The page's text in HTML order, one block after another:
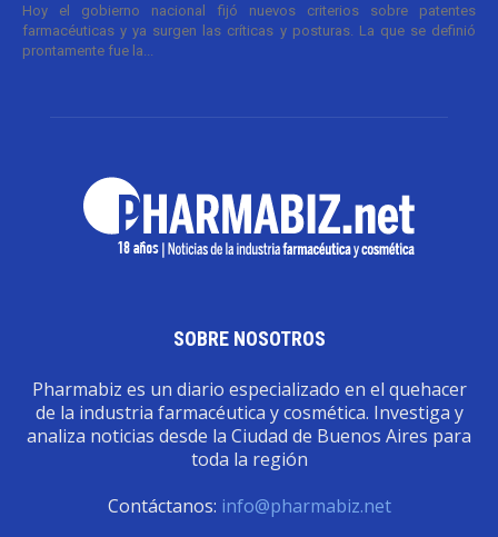
Hoy el gobierno nacional fijó nuevos criterios sobre patentes
farmacéuticas y ya surgen las críticas y posturas. La que se definió
prontamente fue la...
SOBRE NOSOTROS
Pharmabiz es un diario especializado en el quehacer
de la industria farmacéutica y cosmética. Investiga y
analiza noticias desde la Ciudad de Buenos Aires para
toda la región
Contáctanos: info@pharmabiz.net